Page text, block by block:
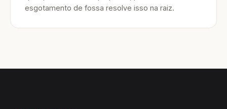
esgotamento de fossa resolve isso na raiz.